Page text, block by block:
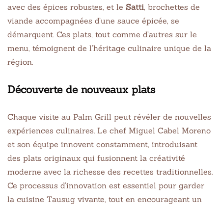
avec des épices robustes, et le Satti, brochettes de
viande accompagnées d’une sauce épicée, se
démarquent. Ces plats, tout comme d’autres sur le
menu, témoignent de l’héritage culinaire unique de la
région.
Découverte de nouveaux plats
Chaque visite au Palm Grill peut révéler de nouvelles
expériences culinaires. Le chef Miguel Cabel Moreno
et son équipe innovent constamment, introduisant
des plats originaux qui fusionnent la créativité
moderne avec la richesse des recettes traditionnelles.
Ce processus d’innovation est essentiel pour garder
la cuisine Tausug vivante, tout en encourageant un